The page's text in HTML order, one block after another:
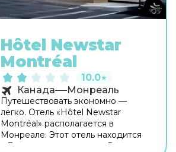
Hôtel Newstar
Montréal
10.0★
Канада Монреаль
Путешествовать экономно —
легко. Отель «Hôtel Newstar
Montréal» располагается в
Монреале. Этот отель находится
в 7 км от центра города. Рядом с